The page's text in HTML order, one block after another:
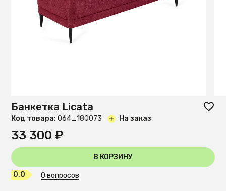
Банкетка Licata
Код товара: O64_180073 На заказ
33 300 ₽
В КОРЗИНУ
0,0 0 вопросов